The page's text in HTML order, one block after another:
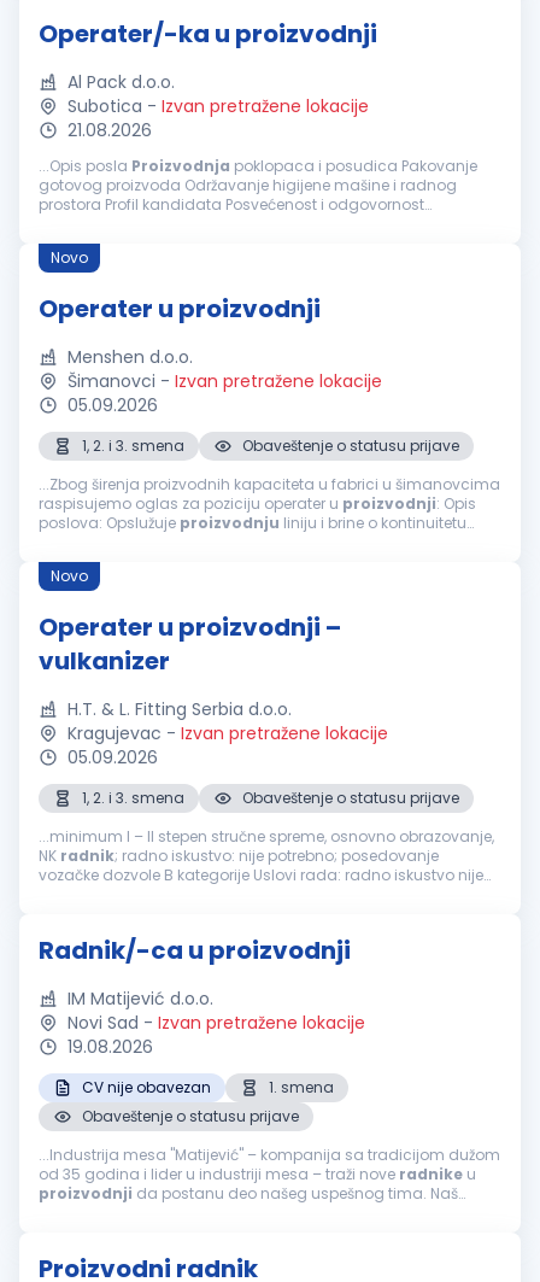
Operater/-ka u proizvodnji
Al Pack d.o.o.
Subotica - Izvan pretražene lokacije
21.08.2026
...Opis posla Proizvodnja poklopaca i posudica Pakovanje
gotovog proizvoda Održavanje higijene mašine i radnog
prostora Profil kandidata Posvećenost i odgovornost
Zaradu...
Novo
Operater u proizvodnji
Menshen d.o.o.
Šimanovci - Izvan pretražene lokacije
05.09.2026
1, 2. i 3. smena
Obaveštenje o statusu prijave
...Zbog širenja proizvodnih kapaciteta u fabrici u šimanovcima
raspisujemo oglas za poziciju operater u proizvodnji: Opis
poslova: Opslužuje proizvodnju liniju i brine o kontinuitetu
kompanijskim...
Novo
Operater u proizvodnji –
vulkanizer
H.T. & L. Fitting Serbia d.o.o.
Kragujevac - Izvan pretražene lokacije
05.09.2026
1, 2. i 3. smena
Obaveštenje o statusu prijave
...minimum I – II stepen stručne spreme, osnovno obrazovanje,
NK radnik; radno iskustvo: nije potrebno; posedovanje
vozačke dozvole B kategorije Uslovi rada: radno iskustvo nije
Radnik/-ca u proizvodnji
IM Matijević d.o.o.
Novi Sad - Izvan pretražene lokacije
19.08.2026
CV nije obavezan
1. smena
Obaveštenje o statusu prijave
...Industrija mesa "Matijević" – kompanija sa tradicijom dužom
od 35 godina i lider u industriji mesa – traži nove radnike u
proizvodnji da postanu deo našeg uspešnog tima. Naš
Proizvodni radnik